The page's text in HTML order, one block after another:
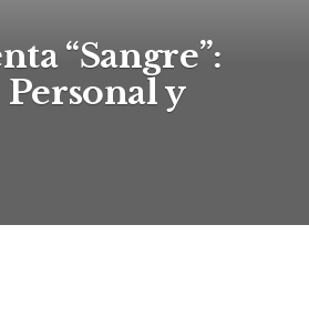
“Sangre”:
y